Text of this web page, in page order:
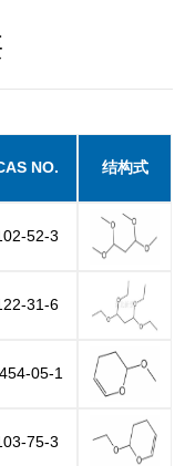
NO. 结构式
52-3
31-6
05-1
75-3